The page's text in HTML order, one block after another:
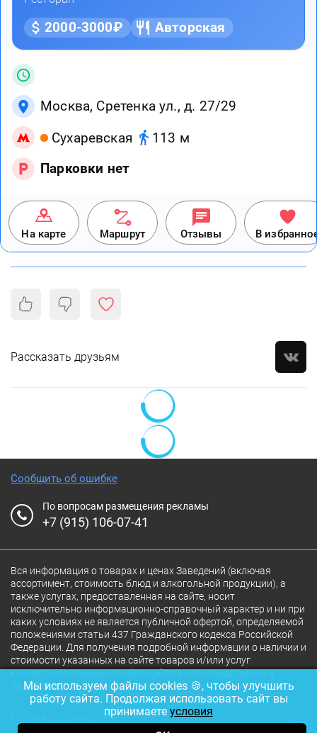
2000-3000₽ Авторская
Москва, Сретенка ул., д. 27/29
Сухаревская
113 м
Парковки нет
На карте Маршрут Отзывы В
Рассказать друзьям
Сообщить об ошибке
По вопросам размещения рекламы
+7 (915) 106-07-41
Вся информация о товарах и ценах Заведений (включая
ассортимент, стоимость блюд и алкогольной продукции), а
также услугах, предоставленная на сайте, носит
исключительно информационно-справочный характер и ни при
каких условиях не является публичной офертой, определяемой
положениями статьи 437 Гражданского кодекса Российской
Федерации. Для получения подробной информации о наличии и
стоимости указанных на сайте товаров и/или услуг
конкретного Заведения обращайтесь непосредственно в
Заведение.
Полная версия сайта 18+
Мы используем файлы cookies 🍪, чтобы улучшить
работу сайта. Продолжая использовать сайт вы
принимаете условия